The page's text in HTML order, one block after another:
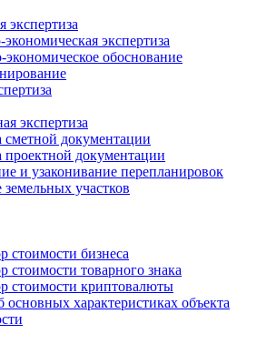
экспертиза
экспертиза
экономическое обоснование
экспертиза
сметной документации
проектной документации
и узаконивание перепланировок
участков
стоимости бизнеса
стоимости товарного знака
стоимости криптовалюты
характеристиках объекта